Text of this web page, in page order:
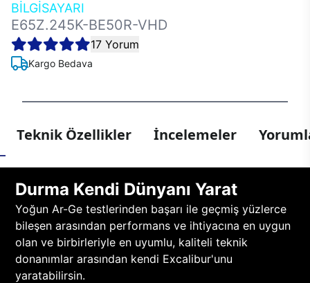
BİLGİSAYARI
E65Z.245K-BE50R-VHD
17 Yorum
Kargo Bedava
Teknik Özellikler İncelemeler
Durma Kendi Dünyanı Yarat
Yoğun Ar-Ge testlerinden başarı ile geçmiş yüzlerce
bileşen arasından performans ve ihtiyacına en uygun
olan ve birbirleriyle en uyumlu, kaliteli teknik
donanımlar arasından kendi Excalibur'unu
yaratabilirsin.